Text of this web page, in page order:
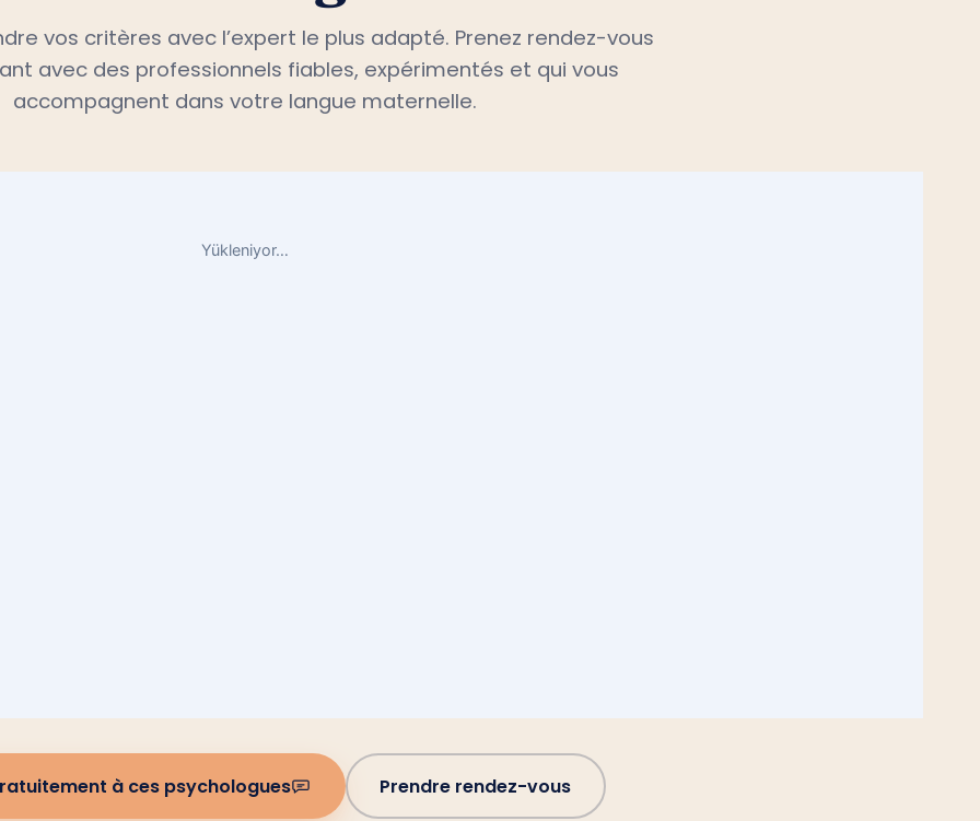
vos critères avec l’expert le plus adapté. Prenez rendez-vous
avec des professionnels fiables, expérimentés et qui vous
accompagnent dans votre langue maternelle.
à ces psychologues Prendre rendez-vous